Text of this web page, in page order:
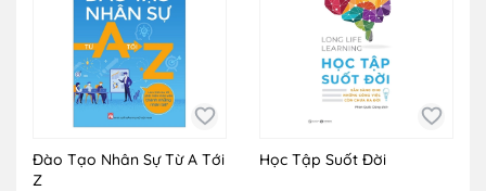
Đào Tạo Nhân Sự Từ A Tới
Z
Học Tập Suốt Đời